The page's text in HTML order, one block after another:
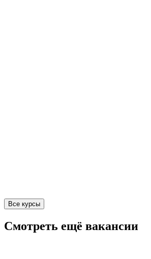
Все курсы
Смотреть ещё вакансии